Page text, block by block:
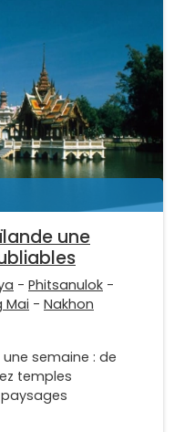
une
- Phitsanulok -
Mai - Nakhon
semaine : de
temples